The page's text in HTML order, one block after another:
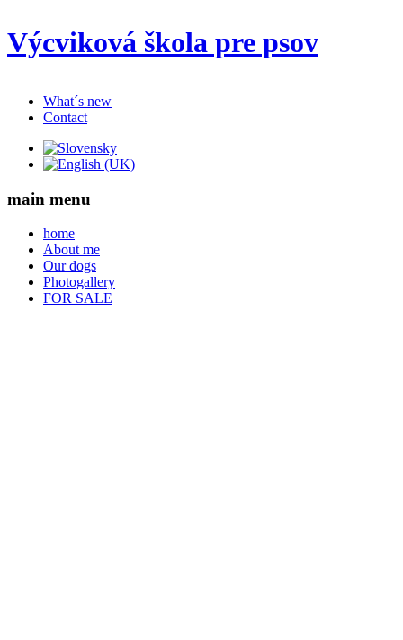
Výcviková škola pre psov
What´s new
Contact
main menu
home
About me
Our dogs
Photogallery
FOR SALE